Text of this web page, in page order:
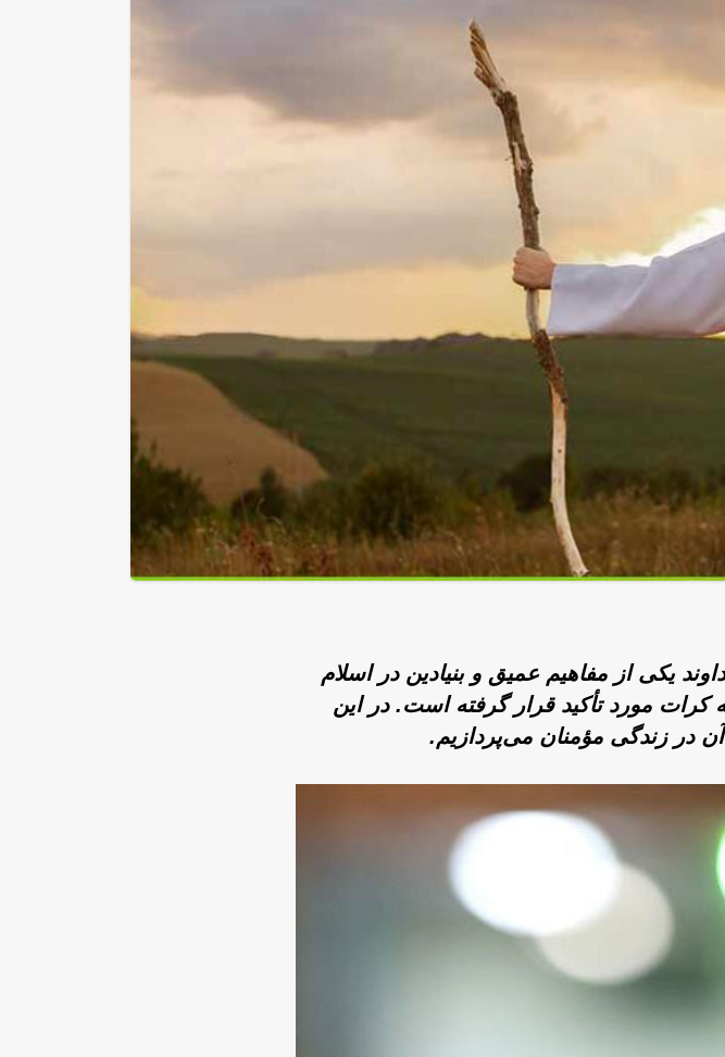
یکی از مفاهیم عمیق و بنیادین در اسلام
مورد تأکید قرار گرفته است. در این
در زندگی مؤمنان می‌پردازیم.